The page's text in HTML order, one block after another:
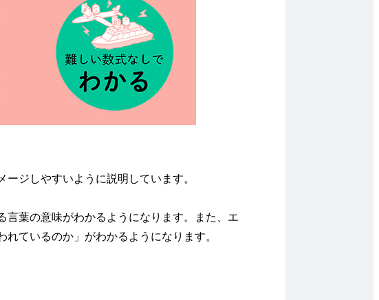
ジしやすいように説明しています。
言葉の意味がわかるようになります。また、エ
ているのか」がわかるようになります。